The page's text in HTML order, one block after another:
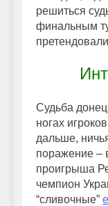
решиться
финальным
Судьба
ногах
дальше,
поражение –
проигрыша
чемпион
“сливочные”